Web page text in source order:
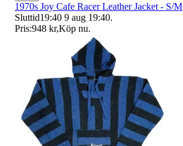
1970s Joy Cafe Racer Leather Jacket - S/M
Sluttid19:40 9 aug 19:40.
Pris:948 kr,Köp nu.